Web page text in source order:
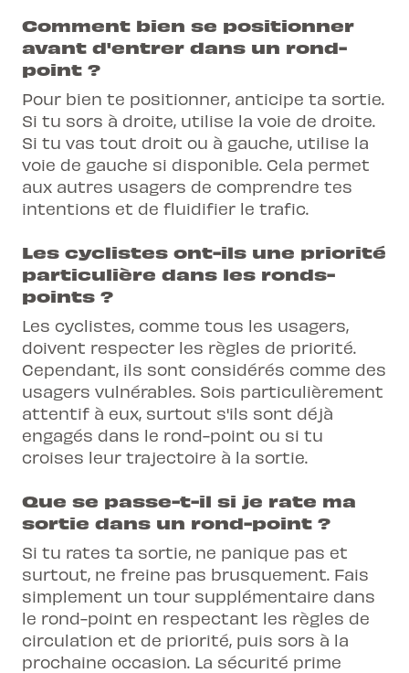
Comment bien se positionner
avant d'entrer dans un rond-
point ?
Pour bien te positionner, anticipe ta sortie.
Si tu sors à droite, utilise la voie de droite.
Si tu vas tout droit ou à gauche, utilise la
voie de gauche si disponible. Cela permet
aux autres usagers de comprendre tes
intentions et de fluidifier le trafic.
Les cyclistes ont-ils une priorité
particulière dans les ronds-
points ?
Les cyclistes, comme tous les usagers,
doivent respecter les règles de priorité.
Cependant, ils sont considérés comme des
usagers vulnérables. Sois particulièrement
attentif à eux, surtout s'ils sont déjà
engagés dans le rond-point ou si tu
croises leur trajectoire à la sortie.
Que se passe-t-il si je rate ma
sortie dans un rond-point ?
Si tu rates ta sortie, ne panique pas et
surtout, ne freine pas brusquement. Fais
simplement un tour supplémentaire dans
le rond-point en respectant les règles de
circulation et de priorité, puis sors à la
prochaine occasion. La sécurité prime